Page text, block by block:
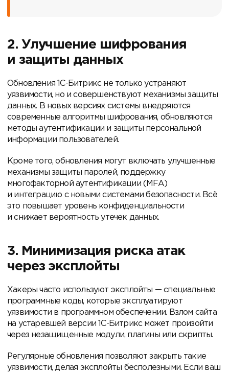
2. Улучшение шифрования
и защиты данных
Обновления 1С-Битрикс не только устраняют
уязвимости, но и совершенствуют механизмы защиты
данных. В новых версиях системы внедряются
современные алгоритмы шифрования, обновляются
методы аутентификации и защиты персональной
информации пользователей.
Кроме того, обновления могут включать улучшенные
механизмы защиты паролей, поддержку
многофакторной аутентификации (MFA)
и интеграцию с новыми системами безопасности. Всё
это повышает уровень конфиденциальности
и снижает вероятность утечек данных.
3. Минимизация риска атак
через эксплойты
Хакеры часто используют эксплойты — специальные
программные коды, которые эксплуатируют
уязвимости в программном обеспечении. Взлом сайта
на устаревшей версии 1С-Битрикс может произойти
через незащищенные модули, плагины или скрипты.
Регулярные обновления позволяют закрыть такие
уязвимости, делая эксплойты бесполезными. Если ваш